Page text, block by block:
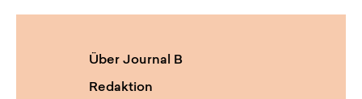
Über Journal B
Redaktion